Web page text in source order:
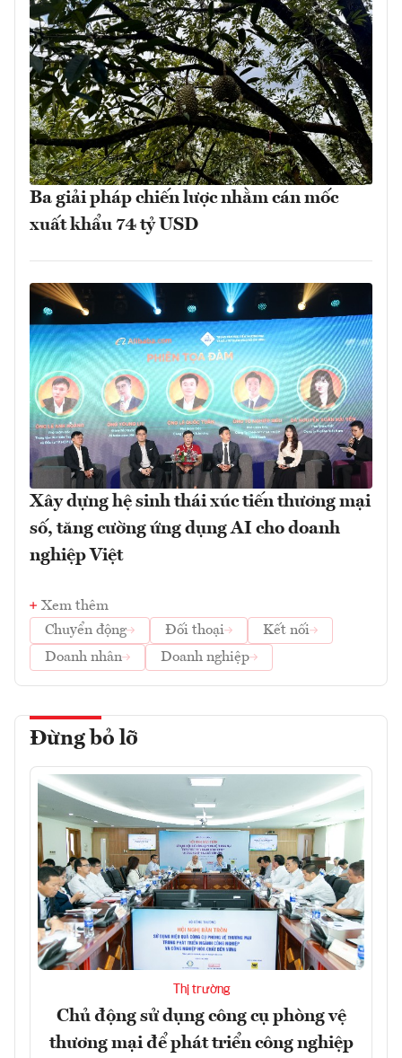
Ba giải pháp chiến lược nhằm cán mốc
xuất khẩu 74 tỷ USD
Xây dựng hệ sinh thái xúc tiến thương mại
số, tăng cường ứng dụng AI cho doanh
nghiệp Việt
Xem thêm
Chuyển động
Đối thoại
Kết nối
Doanh nhân
Doanh nghiệp
Đừng bỏ lỡ
Thị trường
Chủ động sử dụng công cụ phòng vệ
thương mại để phát triển công nghiệp